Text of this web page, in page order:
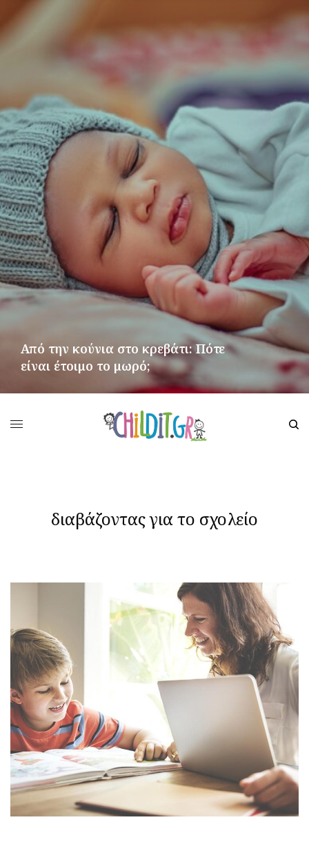
Από την κούνια στο κρεβάτι: Πότε
είναι έτοιμο το μωρό;
διαβάζοντας για το σχολείο